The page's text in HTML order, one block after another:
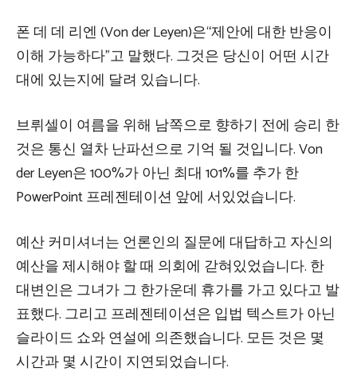
폰 데 데 리엔 (Von der Leyen)은“제안에 대한 반응이
이해 가능하다”고 말했다. 그것은 당신이 어떤 시간
대에 있는지에 달려 있습니다.
브뤼셀이 여름을 위해 남쪽으로 향하기 전에 승리 한
것은 통신 열차 난파선으로 기억 될 것입니다. Von
der Leyen은 100%가 아닌 최대 101%를 추가 한
PowerPoint 프레젠테이션 앞에 서있었습니다.
예산 커미셔너는 언론인의 질문에 대답하고 자신의
예산을 제시해야 할 때 의회에 갇혀있었습니다. 한
대변인은 그녀가 그 한가운데 휴가를 가고 있다고 발
표했다. 그리고 프레젠테이션은 입법 텍스트가 아닌
슬라이드 쇼와 연설에 의존했습니다. 모든 것은 몇
시간과 몇 시간이 지연되었습니다.